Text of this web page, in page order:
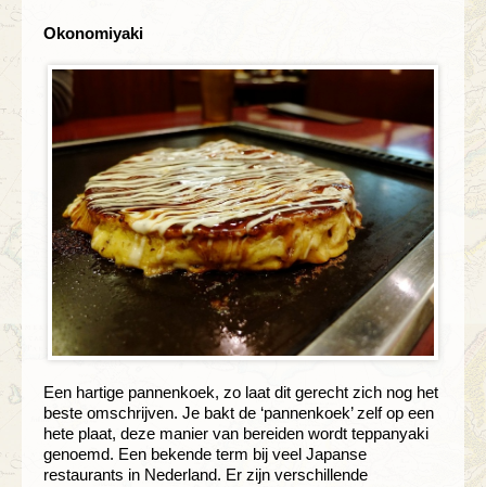
Okonomiyaki
Een hartige pannenkoek, zo laat dit gerecht zich nog het
beste omschrijven. Je bakt de ‘pannenkoek’ zelf op een
hete plaat, deze manier van bereiden wordt teppanyaki
genoemd. Een bekende term bij veel Japanse
restaurants in Nederland. Er zijn verschillende